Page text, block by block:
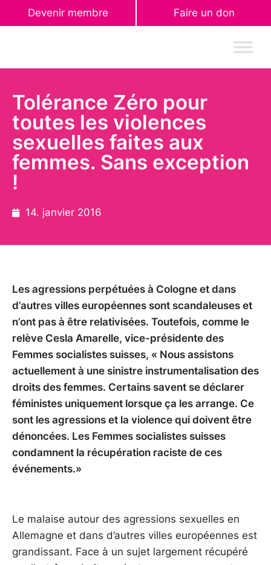
Devenir membre Faire un don
Tolérance Zéro pour
toutes les violences
sexuelles faites aux
femmes. Sans exception
!
14. janvier 2016
Les agressions perpétuées à Cologne et dans
d’autres villes européennes sont scandaleuses et
n’ont pas à être relativisées. Toutefois, comme le
relève Cesla Amarelle, vice-présidente des
Femmes socialistes suisses, « Nous assistons
actuellement à une sinistre instrumentalisation des
droits des femmes. Certains savent se déclarer
féministes uniquement lorsque ça les arrange. Ce
sont les agressions et la violence qui doivent être
dénoncées. Les Femmes socialistes suisses
condamnent la récupération raciste de ces
événements.»
Le malaise autour des agressions sexuelles en
Allemagne et dans d’autres villes européennes est
grandissant. Face à un sujet largement récupéré